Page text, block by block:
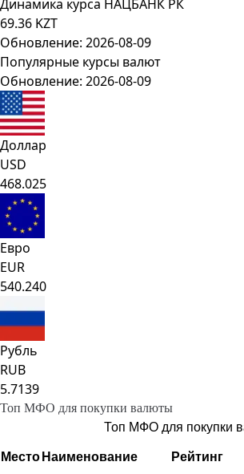
Динамика курса НАЦБАНК РК
69.36 KZT
Обновление: 2026-08-09
Популярные курсы валют
Обновление: 2026-08-09
Доллар
USD
468.025
Евро
EUR
540.240
Рубль
RUB
5.7139
Топ МФО для покупки валюты
Топ МФО для покупки
Место Наименование Рейтинг